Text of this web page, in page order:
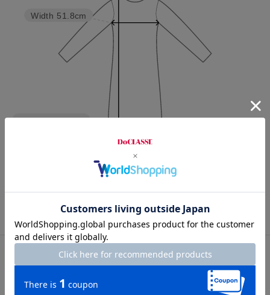
Width 51.8cm
7号 9号 11号 13号 15号
カスタマーレビュー
総合評価